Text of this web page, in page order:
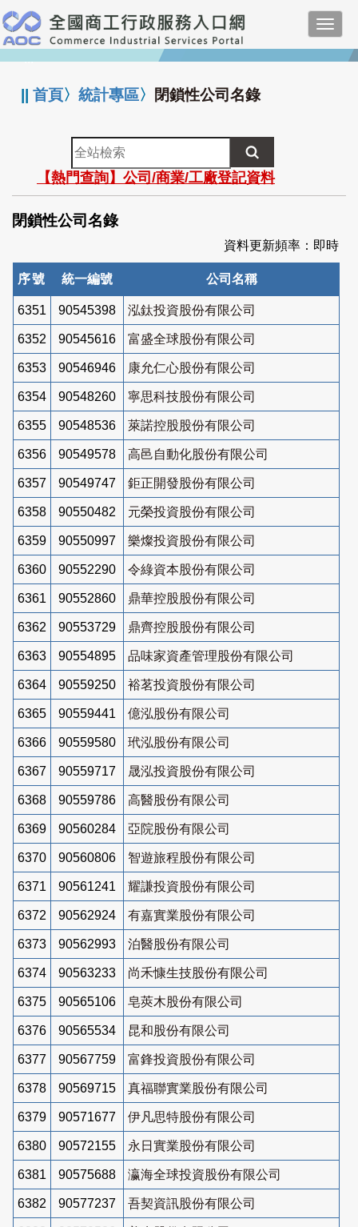
跳
到
主
要
:::
||首頁〉統計專區〉 閉鎖性公司名錄
全
站
檢
索
【熱門查詢】公司/商業/工廠登記資料
閉鎖性公司名錄
資料更新頻率：即時
序號 統一編號 公司名稱
6351 90545398 泓鈦投資股份有限公司
6352 90545616 富盛全球股份有限公司
6353 90546946 康允仁心股份有限公司
6354 90548260 寧思科技股份有限公司
6355 90548536 萊諾控股股份有限公司
6356 90549578 高邑自動化股份有限公司
6357 90549747 鉅正開發股份有限公司
6358 90550482 元榮投資股份有限公司
6359 90550997 樂燦投資股份有限公司
6360 90552290 令綠資本股份有限公司
6361 90552860 鼎華控股股份有限公司
6362 90553729 鼎齊控股股份有限公司
6363 90554895 品味家資產管理股份有限公司
6364 90559250 裕茗投資股份有限公司
6365 90559441 億泓股份有限公司
6366 90559580 玳泓股份有限公司
6367 90559717 晟泓投資股份有限公司
6368 90559786 高醫股份有限公司
6369 90560284 亞院股份有限公司
6370 90560806 智遊旅程股份有限公司
6371 90561241 耀謙投資股份有限公司
6372 90562924 有嘉實業股份有限公司
6373 90562993 泊醫股份有限公司
6374 90563233 尚禾慷生技股份有限公司
6375 90565106 皂莢木股份有限公司
6376 90565534 昆和股份有限公司
6377 90567759 富鋒投資股份有限公司
6378 90569715 真福聯實業股份有限公司
6379 90571677 伊凡思特股份有限公司
6380 90572155 永日實業股份有限公司
6381 90575688 瀛海全球投資股份有限公司
6382 90577237 吾契資訊股份有限公司